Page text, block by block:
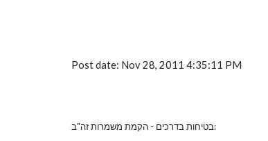
Post date: Nov 28, 2011 4:35:11 PM
בטיחות בדרכים - הקמת משמרות זה"ב: